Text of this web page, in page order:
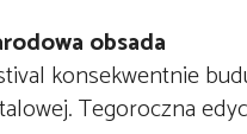
obsada
konsekwentnie
Tegoroczna